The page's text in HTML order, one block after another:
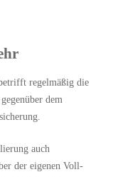
regelmäßig die
dem
auch
der eigenen Voll-